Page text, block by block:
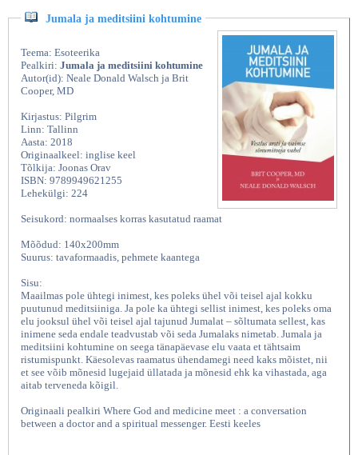
Jumala ja meditsiini kohtumine
Teema: Esoteerika
Pealkiri: Jumala ja meditsiini kohtumine
Autor(id): Neale Donald Walsch ja Brit
Cooper, MD
Kirjastus: Pilgrim
Linn: Tallinn
Aasta: 2018
Originaalkeel: inglise keel
Tõlkija: Joonas Orav
ISBN: 9789949621255
Lehekülgi: 224
Seisukord: normaalses korras kasutatud raamat
Mõõdud: 140x200mm
Suurus: tavaformaadis, pehmete kaantega
Sisu:
Maailmas pole ühtegi inimest, kes poleks ühel või teisel ajal kokku
puutunud meditsiiniga. Ja pole ka ühtegi sellist inimest, kes poleks oma
elu jooksul ühel või teisel ajal tajunud Jumalat – sõltumata sellest, kas
inimene seda endale teadvustab või seda Jumalaks nimetab. Jumala ja
meditsiini kohtumine on seega tänapäevase elu vaata et tähtsaim
ristumispunkt. Käesolevas raamatus ühendamegi need kaks mõistet, nii
et see võib mõnesid lugejaid üllatada ja mõnesid ehk ka vihastada, aga
aitab terveneda kõigil.
Originaali pealkiri Where God and medicine meet : a conversation
between a doctor and a spiritual messenger. Eesti keeles